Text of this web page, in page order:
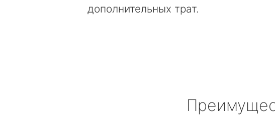
дополнительных трат.